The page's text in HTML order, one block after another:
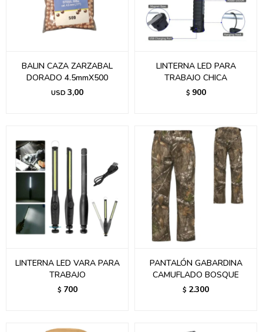
BALIN CAZA ZARZABAL
DORADO 4.5mmX500
USD 3,00
LINTERNA LED PARA
TRABAJO CHICA
$ 900
LINTERNA LED VARA PARA
TRABAJO
$ 700
PANTALÓN GABARDINA
CAMUFLADO BOSQUE
$ 2.300